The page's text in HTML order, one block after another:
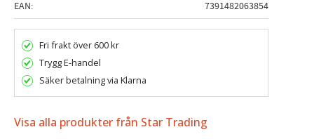
EAN
7391482063854
Fri frakt över 600 kr
Trygg E-handel
Säker betalning via Klarna
Visa alla produkter från Star Trading